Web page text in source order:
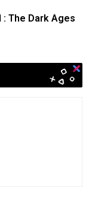
: The Dark Ages